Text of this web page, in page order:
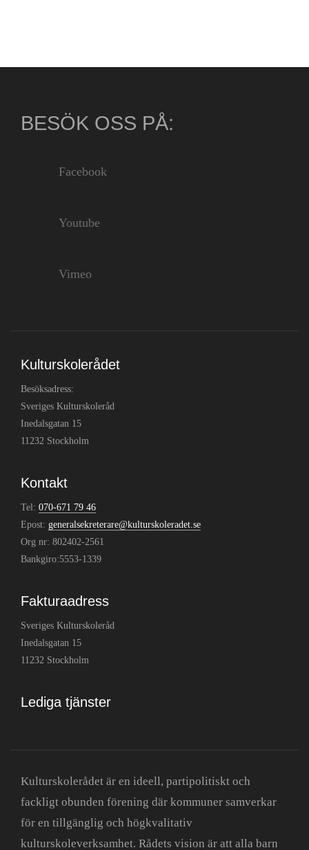
BESÖK OSS PÅ:
Facebook
Youtube
Vimeo
Kulturskolerådet
Besöksadress:
Sveriges Kulturskoleråd
Inedalsgatan 15
11232 Stockholm
Kontakt
Tel: 070-671 79 46
Epost: generalsekreterare@kulturskoleradet.se
Org nr: 802402-2561
Bankgiro:5553-1339
Fakturaadress
Sveriges Kulturskoleråd
Inedalsgatan 15
11232 Stockholm
Lediga tjänster
Kulturskolerådet är en ideell, partipolitiskt och
fackligt obunden förening där kommuner samverkar
för en tillgänglig och högkvalitativ
kulturskoleverksamhet. Rådets vision är att alla barn